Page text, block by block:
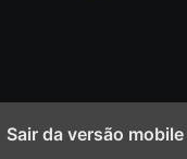
Sair da versão mobile